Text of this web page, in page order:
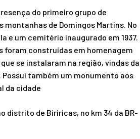
do primeiro grupo de
montanhas de Domingos Martins. No
e um cemitério inaugurado em 1937.
foram construídas em homenagem
se instalaram na região, vindas da
Possui também um monumento aos
da cidade
distrito de Biriricas, no km 34 da BR-